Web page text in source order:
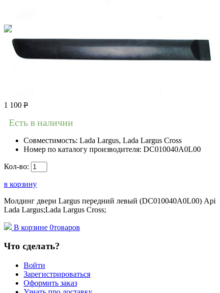
1 100 Р
Есть в наличии
Совместимость: Lada Largus, Lada Largus Cross
Номер по каталогу производителя: DC010040A0L00
Кол-во:
в корзину
Молдинг двери Largus передний левый (DC010040A0L00) Api
Lada Largus;Lada Largus Cross;
В корзине 0товаров
Что сделать?
Войти
Зарегистрироваться
Оформить заказ